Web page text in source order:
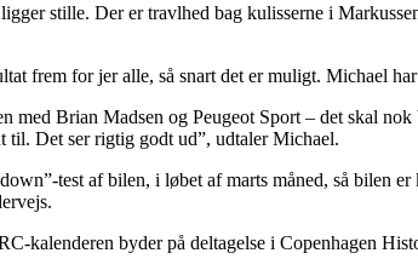
stille. Der er travlhed bag kulisserne i
frem for jer alle, så snart det er muligt. Michael
med Brian Madsen og Peugeot Sport – det skal
til. Det ser rigtig godt ud”, udtaler Michael.
test af bilen, i løbet af marts måned, så bilen
kalenderen byder på deltagelse i Copenhagen